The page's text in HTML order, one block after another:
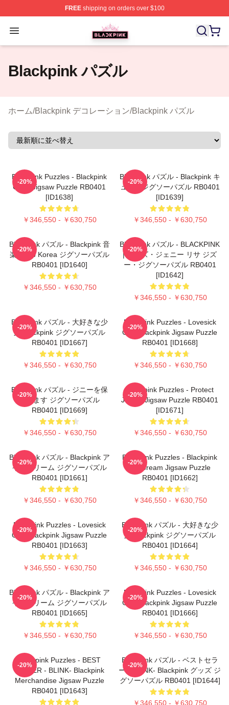
FREEshipping on orders over $100
Open menu
BLACKPINK Shop - Official BLACKPINK Merchandise
Blackpink パズル
ホーム/Blackpink デコレーション/Blackpink パズル
Blackpink Puzzles - Blackpink
Cube Jigsaw Puzzle RB0401
[ID1638]
￥346,550 - ￥630,750
-20%
Blackpink パズル - Blackpink キ
ューブジグソーパズル RB0401
[ID1639]
￥346,550 - ￥630,750
-20%
Blackpink パズル - Blackpink 音
楽 Kpop Korea ジグソーパズル
RB0401 [ID1640]
￥346,550 - ￥630,750
-20%
Blackpink パズル - BLACKPINK
| ローズ・ジェニー リサ ジズ
ー・ジグソーパズル RB0401
[ID1642]
￥346,550 - ￥630,750
-20%
Blackpink パズル - 大好きな少
女 Blackpink ジグソーパズル
RB0401 [ID1667]
￥346,550 - ￥630,750
-20%
Blackpink Puzzles - Lovesick
Girls Blackpink Jigsaw Puzzle
RB0401 [ID1668]
￥346,550 - ￥630,750
-20%
Blackpink パズル - ジニーを保
護します ジグソーパズル
RB0401 [ID1669]
￥346,550 - ￥630,750
-20%
Blackpink Puzzles - Protect
Jennie Jigsaw Puzzle RB0401
[ID1671]
￥346,550 - ￥630,750
-20%
Blackpink パズル - Blackpink ア
イスクリーム ジグソーパズル
RB0401 [ID1661]
￥346,550 - ￥630,750
-20%
Blackpink Puzzles - Blackpink
Ice Cream Jigsaw Puzzle
RB0401 [ID1662]
￥346,550 - ￥630,750
-20%
Blackpink Puzzles - Lovesick
Girls Blackpink Jigsaw Puzzle
RB0401 [ID1663]
￥346,550 - ￥630,750
-20%
Blackpink パズル - 大好きな少
女 Blackpink ジグソーパズル
RB0401 [ID1664]
￥346,550 - ￥630,750
-20%
Blackpink パズル - Blackpink ア
イスクリーム ジグソーパズル
RB0401 [ID1665]
￥346,550 - ￥630,750
-20%
Blackpink Puzzles - Lovesick
Girls Blackpink Jigsaw Puzzle
RB0401 [ID1666]
￥346,550 - ￥630,750
-20%
Blackpink Puzzles - BEST
SELLER - BLINK- Blackpink
Merchandise Jigsaw Puzzle
RB0401 [ID1643]
-20%
Blackpink パズル - ベストセラ
ー - BLINK- Blackpink グッズ ジ
グソーパズル RB0401 [ID1644]
￥346,550 - ￥630,750
-20%